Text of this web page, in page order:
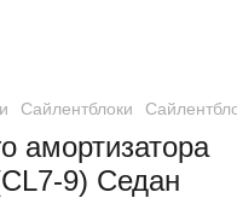
Сайлентблоки
амортизатора
9) Седан